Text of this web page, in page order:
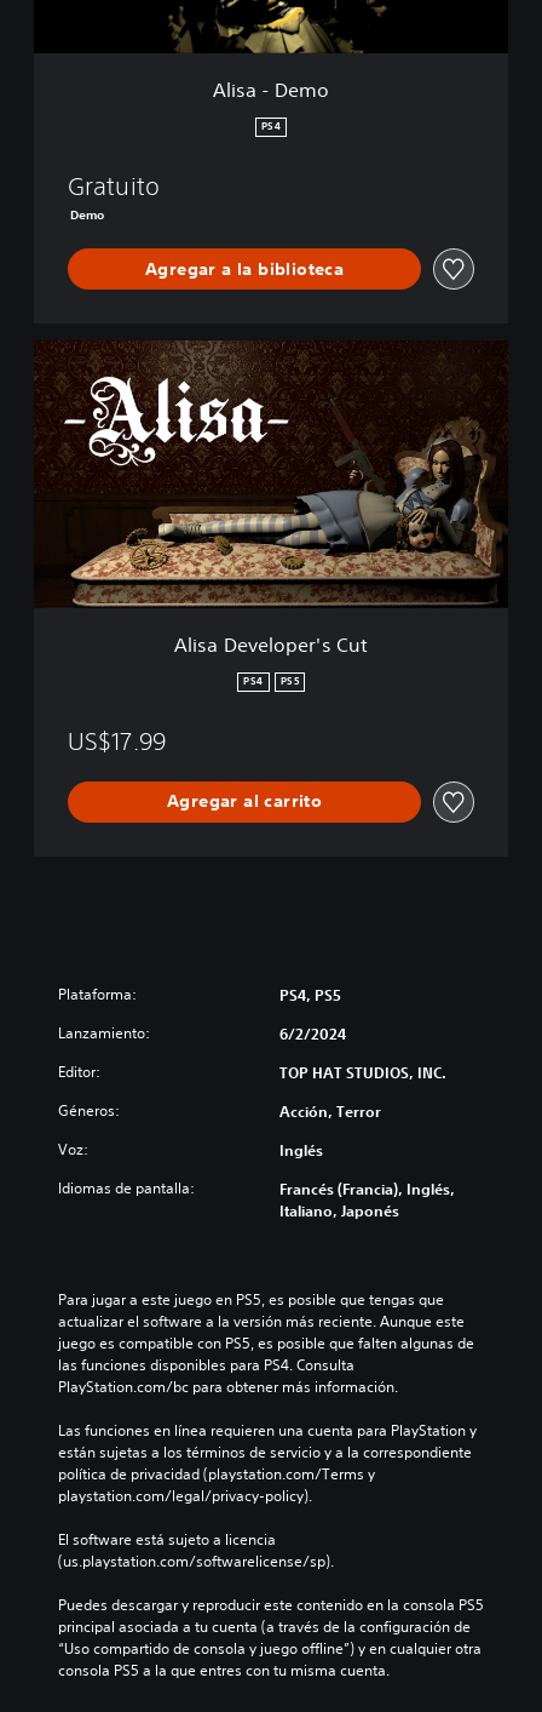
Alisa - Demo
PS4
Gratuito
Demo
Agregar a la biblioteca
A
l
s
a
D
e
p
Alisa Developer's Cut
PS4 PS5
US$17.99
Agregar al carrito
Plataforma: PS4, PS5
Lanzamiento: 6/2/2024
Editor: TOP HAT STUDIOS, INC.
Géneros: Acción, Terror
Voz: Inglés
Idiomas de pantalla:
Francés (Francia), Inglés,
Italiano, Japonés
Para jugar a este juego en PS5, es posible que tengas que
actualizar el software a la versión más reciente. Aunque este
juego es compatible con PS5, es posible que falten algunas de
las funciones disponibles para PS4. Consulta
PlayStation.com/bc para obtener más información.
Las funciones en línea requieren una cuenta para PlayStation y
están sujetas a los términos de servicio y a la correspondiente
política de privacidad (playstation.com/Terms y
playstation.com/legal/privacy-policy).
El software está sujeto a licencia
(us.playstation.com/softwarelicense/sp).
Puedes descargar y reproducir este contenido en la consola PS5
principal asociada a tu cuenta (a través de la configuración de
“Uso compartido de consola y juego offline”) y en cualquier otra
consola PS5 a la que entres con tu misma cuenta.